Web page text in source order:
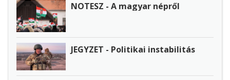
NOTESZ - A magyar népről
JEGYZET - Politikai instabilitás